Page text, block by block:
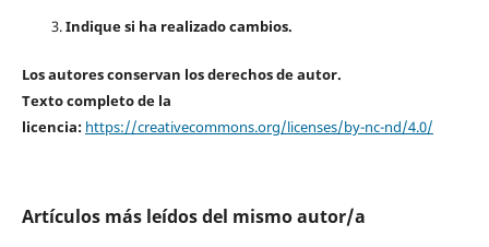
Indique si ha realizado cambios.
Los autores conservan los derechos de autor.
Texto completo de la
licencia: https://creativecommons.org/licenses/by-nc-nd/4.0/
Artículos más leídos del mismo autor/a